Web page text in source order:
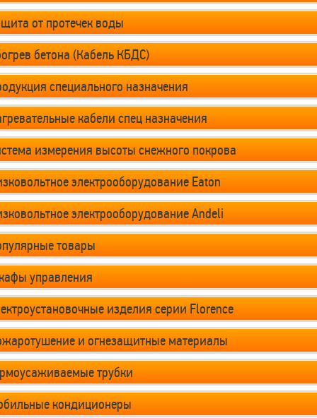
от протечек воды
бетона (Кабель КБДС)
специального назначения
кабели спец назначения
измерения высоты снежного покрова
электрооборудование Eaton
электрооборудование Andeli
товары
управления
изделия серии Florence
и огнезащитные материалы
трубки
кондиционеры